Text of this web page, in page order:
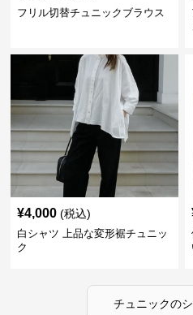
フリル切替チュニックブラウス
¥4,000 (税込)
白シャツ 上品な変形裾チュニッ
ク
チュニックの